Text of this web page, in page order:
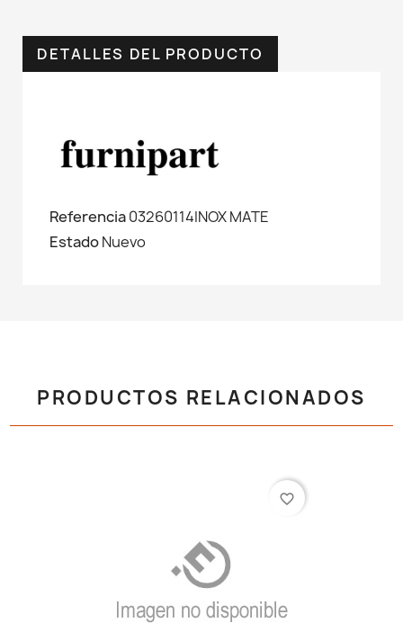
DETALLES DEL PRODUCTO
Referencia03260114INOX MATE
EstadoNuevo
PRODUCTOS RELACIONADOS
favorite_border